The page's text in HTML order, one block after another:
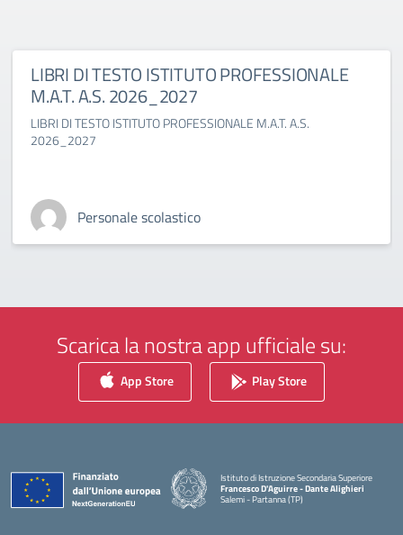
LIBRI DI TESTO ISTITUTO PROFESSIONALE
M.A.T. A.S. 2026_2027
LIBRI DI TESTO ISTITUTO PROFESSIONALE M.A.T. A.S.
2026_2027
Personale scolastico
Scarica la nostra app ufficiale su:
App Store Play Store
Istituto di Istruzione Secondaria Superiore
Francesco D'Aguirre - Dante Alighieri
Salemi - Partanna (TP)